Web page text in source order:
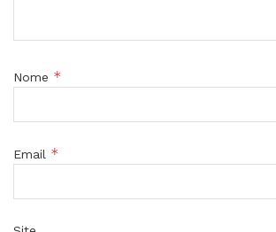
Nome *
Email *